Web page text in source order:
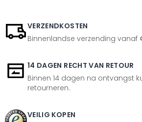
VERZENDKOSTEN
Binnenlandse verzending vanaf
14 DAGEN RECHT VAN RETOUR
Binnen 14 dagen na ontvangst
retourneren.
VEILIG KOPEN